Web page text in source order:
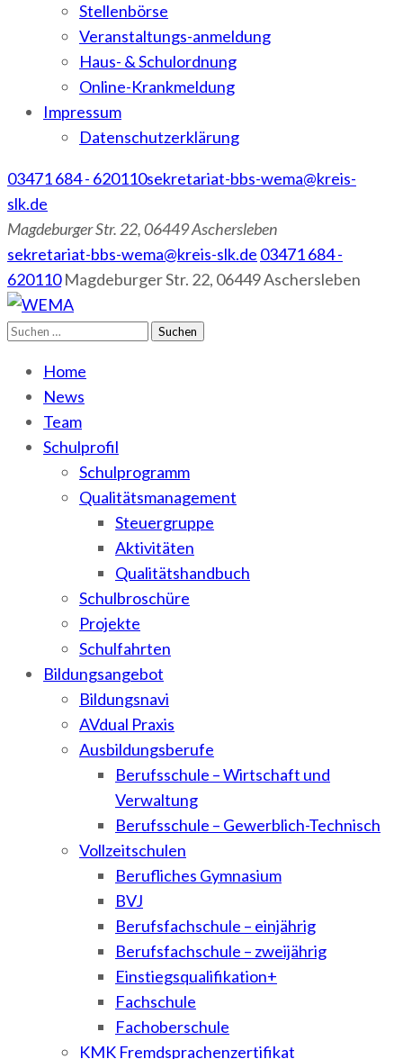
Stellenbörse
Veranstaltungs-anmeldung
Haus- & Schulordnung
Online-Krankmeldung
Impressum
Datenschutzerklärung
03471 684 - 620110sekretariat-bbs-wema@kreis-
slk.de
Magdeburger Str. 22, 06449 Aschersleben
sekretariat-bbs-wema@kreis-slk.de 03471 684 -
620110 Magdeburger Str. 22, 06449 Aschersleben
WEMA
BbS I des Salzlandkreises
Suchen
Home
News
Team
Schulprofil
Schulprogramm
Qualitätsmanagement
Steuergruppe
Aktivitäten
Qualitätshandbuch
Schulbroschüre
Projekte
Schulfahrten
Bildungsangebot
Bildungsnavi
AVdual Praxis
Ausbildungsberufe
Berufsschule – Wirtschaft und
Verwaltung
Berufsschule – Gewerblich-Technisch
Vollzeitschulen
Berufliches Gymnasium
BVJ
Berufsfachschule – einjährig
Berufsfachschule – zweijährig
Einstiegsqualifikation+
Fachschule
Fachoberschule
KMK Fremdsprachenzertifikat